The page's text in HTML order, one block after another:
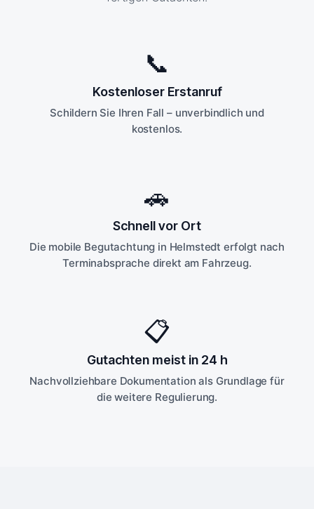
📞
Kostenloser Erstanruf
Schildern Sie Ihren Fall – unverbindlich und
kostenlos.
🚗
Schnell vor Ort
Die mobile Begutachtung in Helmstedt erfolgt nach
Terminabsprache direkt am Fahrzeug.
📋
Gutachten meist in 24 h
Nachvollziehbare Dokumentation als Grundlage für
die weitere Regulierung.